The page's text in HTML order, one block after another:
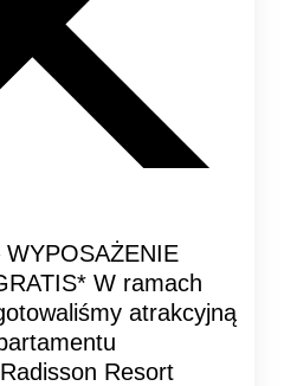
W ramach
atrakcyjną
Resort